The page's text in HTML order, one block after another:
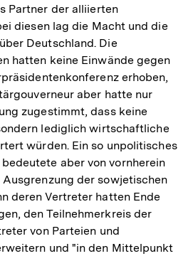
Partner der alliierten
diesen lag die Macht und die
Deutschland. Die
hatten keine Einwände gegen
erhoben,
aber hatte nur
zugestimmt, dass keine
lediglich wirtschaftliche
würden. Ein so unpolitisches
aber von vornherein
der sowjetischen
deren Vertreter hatten Ende
den Teilnehmerkreis der
von Parteien und
und "in den Mittelpunkt